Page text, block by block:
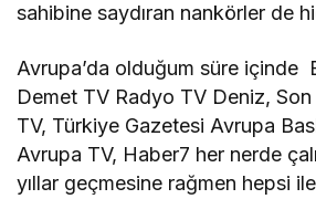
sahibine saydıran nankörler de
Avrupa’da olduğum süre içinde
Demet TV Radyo TV Deniz,
TV, Türkiye Gazetesi Avrupa
Avrupa TV, Haber7 her nerde
yıllar geçmesine rağmen hepsi